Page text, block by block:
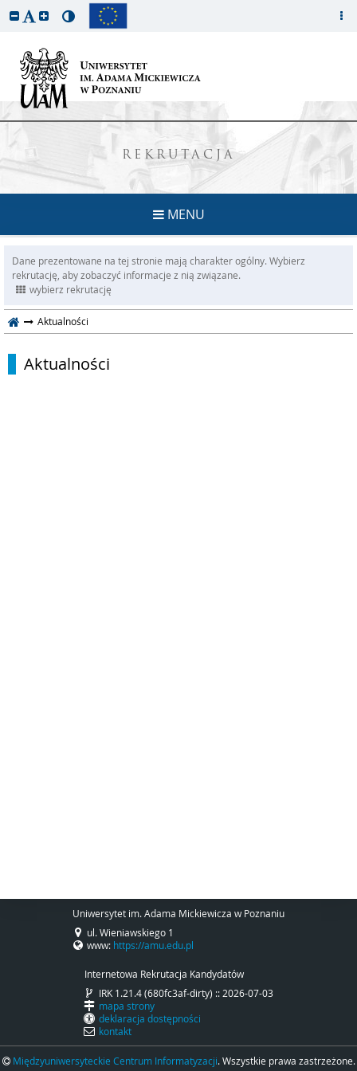
REKRUTACJA
MENU
Dane prezentowane na tej stronie mają charakter ogólny. Wybierz
rekrutację, aby zobaczyć informacje z nią związane.
wybierz rekrutację
Aktualności
Aktualności
Uniwersytet im. Adama Mickiewicza w Poznaniu
ul. Wieniawskiego 1
www: https://amu.edu.pl
Internetowa Rekrutacja Kandydatów
IRK 1.21.4 (680fc3af-dirty) :: 2026-07-03
mapa strony
deklaracja dostępności
kontakt
Międzyuniwersyteckie Centrum Informatyzacji. Wszystkie prawa zastrzeżone.